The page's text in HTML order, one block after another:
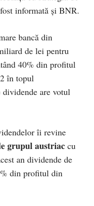
informată şi BNR.
bancă din
de lei pentru
40% din profitul
în topul
are votul
îi revine
grupul austriac cu
an dividende de
din profitul din